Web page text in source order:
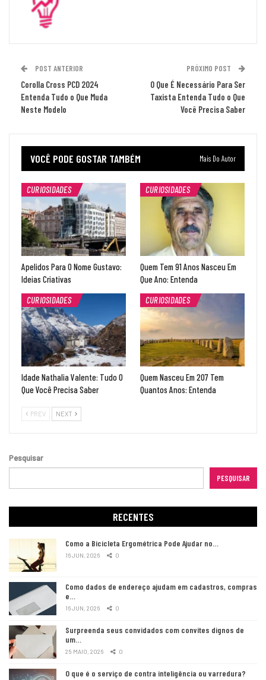
POST ANTERIOR
Corolla Cross PCD 2024
Entenda Tudo o Que Muda
Neste Modelo
PRÓXIMO POST
O Que É Necessário Para Ser
Taxista Entenda Tudo o Que
Você Precisa Saber
VOCÊ PODE GOSTAR TAMBÉM Mais Do Autor
CURIOSIDADES
Apelidos Para O Nome Gustavo:
Ideias Criativas
CURIOSIDADES
Quem Tem 91 Anos Nasceu Em
Que Ano: Entenda
CURIOSIDADES
Idade Nathalia Valente: Tudo O
Que Você Precisa Saber
CURIOSIDADES
Quem Nasceu Em 207 Tem
Quantos Anos: Entenda
PREV NEXT
Pesquisar
PESQUISAR
RECENTES
Como a Bicicleta Ergométrica Pode Ajudar no…
16 JUN, 2026 0
Como dados de endereço ajudam em cadastros, compras
e…
16 JUN, 2026 0
Surpreenda seus convidados com convites dignos de
um…
25 MAIO, 2026 0
O que é o serviço de contra inteligência ou varredura?